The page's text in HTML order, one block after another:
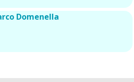
Domenella